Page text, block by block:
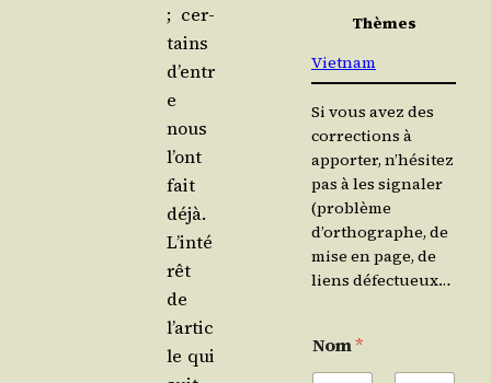
; cer­
tains
d’entr
e
nous
l’ont
fait
déjà.
L’inté
rêt
de
l’artic
le qui
Thèmes
Vietnam
Si vous avez des
corrections à
apporter, n’hésitez
pas à les signaler
(problème
d’orthographe, de
mise en page, de
liens défectueux…
Nom*